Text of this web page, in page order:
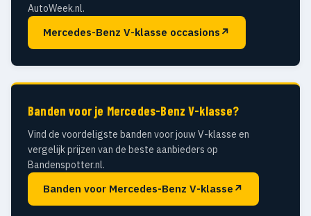
AutoWeek.nl.
Mercedes-Benz V-klasse occasions ↗
Banden voor je Mercedes-Benz V-klasse?
Vind de voordeligste banden voor jouw V-klasse en
vergelijk prijzen van de beste aanbieders op
Bandenspotter.nl.
Banden voor Mercedes-Benz V-klasse ↗